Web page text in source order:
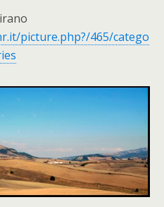
picture.php?/465/catego